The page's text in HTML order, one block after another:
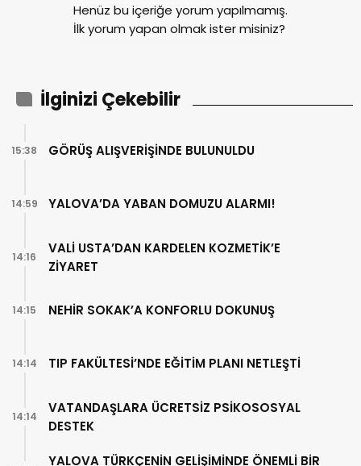
Henüz bu içeriğe yorum yapılmamış.
İlk yorum yapan olmak ister misiniz?
İlginizi Çekebilir
GÖRÜŞ ALIŞVERİŞİNDE BULUNULDU
15:38
YALOVA’DA YABAN DOMUZU ALARMI!
14:59
VALİ USTA’DAN KARDELEN KOZMETİK’E
ZİYARET
14:16
NEHİR SOKAK’A KONFORLU DOKUNUŞ
14:15
TIP FAKÜLTESİ’NDE EĞİTİM PLANI NETLEŞTİ
14:14
VATANDAŞLARA ÜCRETSİZ PSİKOSOSYAL
DESTEK
14:14
YALOVA TÜRKÇENİN GELİŞİMİNDE ÖNEMLİ BİR